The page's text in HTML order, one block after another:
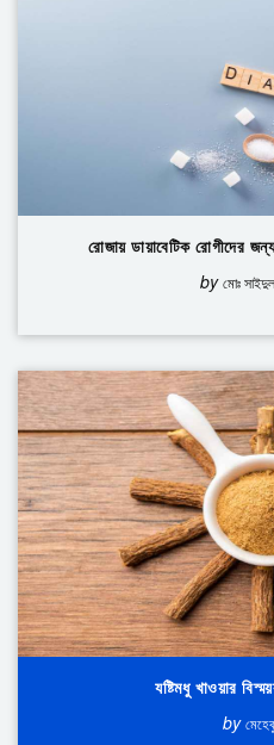
রোজায় ডায়াবেটিক রোগীদের
byমোঃ
যষ্টিমধু খাওয়ার
by